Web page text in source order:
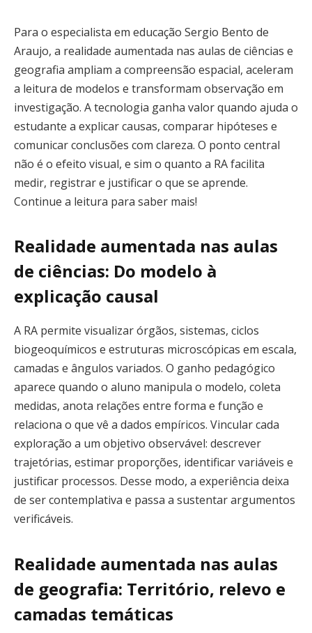
Para o especialista em educação Sergio Bento de
Araujo, a realidade aumentada nas aulas de ciências e
geografia ampliam a compreensão espacial, aceleram
a leitura de modelos e transformam observação em
investigação. A tecnologia ganha valor quando ajuda o
estudante a explicar causas, comparar hipóteses e
comunicar conclusões com clareza. O ponto central
não é o efeito visual, e sim o quanto a RA facilita
medir, registrar e justificar o que se aprende.
Continue a leitura para saber mais!
Realidade aumentada nas aulas
de ciências: Do modelo à
explicação causal
A RA permite visualizar órgãos, sistemas, ciclos
biogeoquímicos e estruturas microscópicas em escala,
camadas e ângulos variados. O ganho pedagógico
aparece quando o aluno manipula o modelo, coleta
medidas, anota relações entre forma e função e
relaciona o que vê a dados empíricos. Vincular cada
exploração a um objetivo observável: descrever
trajetórias, estimar proporções, identificar variáveis e
justificar processos. Desse modo, a experiência deixa
de ser contemplativa e passa a sustentar argumentos
verificáveis.
Realidade aumentada nas aulas
de geografia: Território, relevo e
camadas temáticas